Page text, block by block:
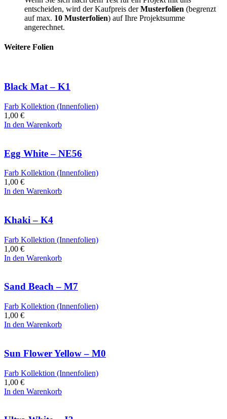
entscheiden, wird der Kaufpreis derMusterfolien (begrenzt
auf max. 10 Musterfolien) auf Ihre Projektsumme
angerechnet.
Weitere Folien
Black Mat – K1
Farb Kollektion (Innenfolien)
1,00 €
In den Warenkorb
Egg White – NE56
Farb Kollektion (Innenfolien)
1,00 €
In den Warenkorb
Khaki – K4
Farb Kollektion (Innenfolien)
1,00 €
In den Warenkorb
Sand Beach – M7
Farb Kollektion (Innenfolien)
1,00 €
In den Warenkorb
Sun Flower Yellow – M0
Farb Kollektion (Innenfolien)
1,00 €
In den Warenkorb